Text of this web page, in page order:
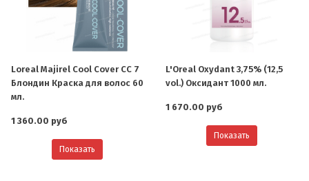
Loreal Majirel Cool Cover СС 7
Блондин Краска для волос 60
мл.
1 360.00 руб
Показать
L'Oreal Oxydant 3,75% (12,5
vol.) Оксидант 1000 мл.
1 670.00 руб
Показать